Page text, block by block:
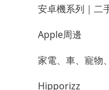
安卓機系列｜二
Apple周邊
家電、車、寵物
Hipporizz